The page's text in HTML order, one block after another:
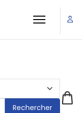
Rechercher